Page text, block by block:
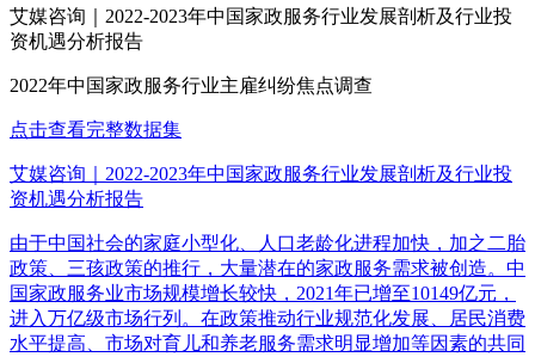
艾媒咨询｜2022-2023年中国家政服务行业发展剖析及行业投
资机遇分析报告
2022年中国家政服务行业主雇纠纷焦点调查
点击查看完整数据集
艾媒咨询｜2022-2023年中国家政服务行业发展剖析及行业投
资机遇分析报告
由于中国社会的家庭小型化、人口老龄化进程加快，加之二胎
政策、三孩政策的推行，大量潜在的家政服务需求被创造。中
国家政服务业市场规模增长较快，2021年已增至10149亿元，
进入万亿级市场行列。在政策推动行业规范化发展、居民消费
水平提高、市场对育儿和养老服务需求明显增加等因素的共同